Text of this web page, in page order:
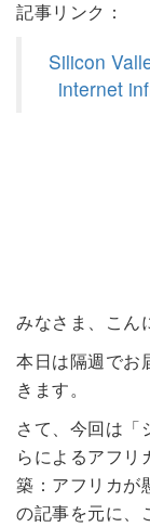
記事リンク：
Silicon
internet
みなさま、こん
本日は隔週でお
きます。
さて、今回は「
らによるアフリ
築：アフリカが
の記事を元に、